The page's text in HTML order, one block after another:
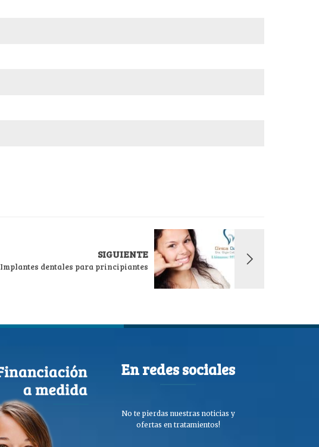
SIGUIENTE
Implantes dentales para principiantes
En redes sociales
No te pierdas nuestras noticias y
ofertas en tratamientos!